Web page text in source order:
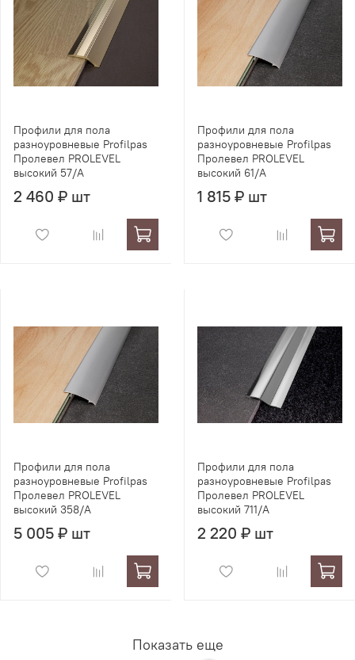
Профили для пола
разноуровневые Profilpas
Пролевел PROLEVEL
высокий 57/A
2 460 ₽ шт
Профили для пола
разноуровневые Profilpas
Пролевел PROLEVEL
высокий 61/A
1 815 ₽ шт
Профили для пола
разноуровневые Profilpas
Пролевел PROLEVEL
высокий 358/A
5 005 ₽ шт
Профили для пола
разноуровневые Profilpas
Пролевел PROLEVEL
высокий 711/A
2 220 ₽ шт
Показать еще